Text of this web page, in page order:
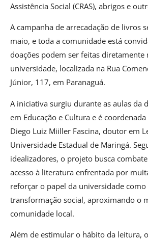
Assistência Social (CRAS), abrigos e
A campanha de arrecadação de livros
maio, e toda a comunidade está
doações podem ser feitas diretamente
universidade, localizada na Rua
Júnior, 117, em Paranaguá.
A iniciativa surgiu durante as aulas da
em Educação e Cultura e é
Diego Luiz Miiller Fascina, doutor em
Universidade Estadual de Maringá.
idealizadores, o projeto busca
acesso à literatura enfrentada por
reforçar o papel da universidade como
transformação social, aproximando o
comunidade local.
Além de estimular o hábito da leitura,